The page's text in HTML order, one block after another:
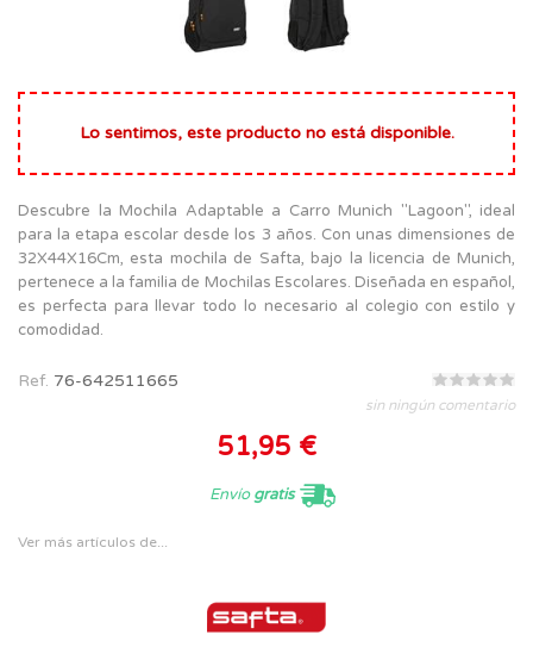
Lo sentimos, este producto no está disponible.
Descubre la Mochila Adaptable a Carro Munich "Lagoon", ideal
para la etapa escolar desde los 3 años. Con unas dimensiones de
32X44X16Cm, esta mochila de Safta, bajo la licencia de Munich,
pertenece a la familia de Mochilas Escolares. Diseñada en español,
es perfecta para llevar todo lo necesario al colegio con estilo y
comodidad.
Ref. 76-642511665
sin ningún comentario
51,95 €
Envíogratis
Ver más artículos de...